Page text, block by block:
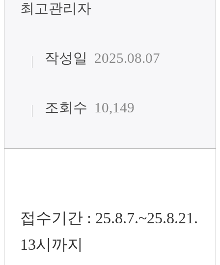
최고관리자
작성일 2025.08.07
조회수 10,149
접수기간 : 25.8.7.~25.8.21.
13시까지